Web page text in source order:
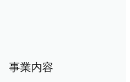
事業内容